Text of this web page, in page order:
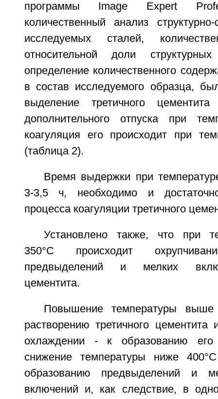
программы Image Expert
количественный анализ
исследуемых сталей,
относительной доли
определение количественного
в состав исследуемого образца,
выделение третичного
дополнительного отпуска при
коагуляция его происходит при
(таблица 2).
Время выдержки при
3-3,5 ч, необходимо и
процесса коагуляции третичного
Установлено также, что при
350°С происходит
предвыделений и мелких
цементита.
Повышение температуры
растворению третичного
охлаждении - к образованию
снижение температуры ниже
образованию предвыделений и
включений и, как следствие, в